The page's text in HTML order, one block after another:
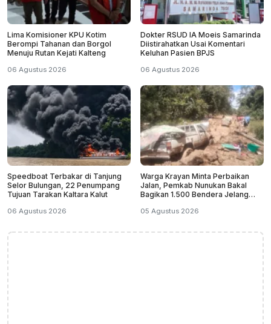
Lima Komisioner KPU Kotim
Berompi Tahanan dan Borgol
Menuju Rutan Kejati Kalteng
06 Agustus 2026
Dokter RSUD IA Moeis Samarinda
Diistirahatkan Usai Komentari
Keluhan Pasien BPJS
06 Agustus 2026
Speedboat Terbakar di Tanjung
Selor Bulungan, 22 Penumpang
Tujuan Tarakan Kaltara Kalut
06 Agustus 2026
Warga Krayan Minta Perbaikan
Jalan, Pemkab Nunukan Bakal
Bagikan 1.500 Bendera Jelang
05 Agustus 2026